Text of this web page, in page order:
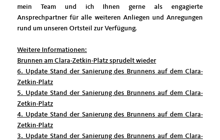
mein Team und ich Ihnen gerne als engagierte
Ansprechpartner für alle weiteren Anliegen und Anregungen
rund um unseren Ortsteil zur Verfügung.
Weitere Informationen:
Brunnen am Clara-Zetkin-Platz sprudelt wieder
6. Update Stand der Sanierung des Brunnens auf dem Clara-
Zetkin-Platz
5. Update Stand der Sanierung des Brunnens auf dem Clara-
Zetkin-Platz
4. Update Stand der Sanierung des Brunnens auf dem Clara-
Zetkin-Platz
3. Update Stand der Sanierung des Brunnens auf dem Clara-